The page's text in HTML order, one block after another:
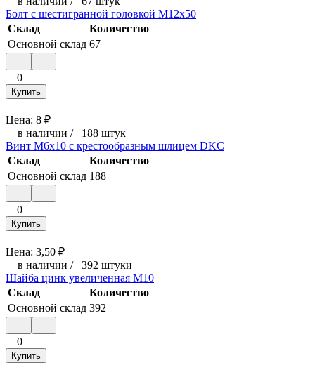
Болт с шестигранной головкой М12x50
Склад
Количество
Основной склад 67
0
Купить
Цена: 8 ₽
в наличии / 188 штук
Винт М6х10 с крестообразным шлицем DKC
Склад
Количество
Основной склад 188
0
Купить
Цена: 3,50 ₽
в наличии / 392 штуки
Шайба цинк увеличенная М10
Склад
Количество
Основной склад 392
0
Купить